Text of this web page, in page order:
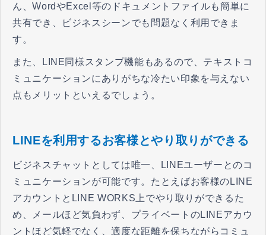
ん、WordやExcel等のドキュメントファイルも簡単に
共有でき、ビジネスシーンでも問題なく利用できま
す。
また、LINE同様スタンプ機能もあるので、テキストコ
ミュニケーションにありがちな冷たい印象を与えない
点もメリットといえるでしょう。
LINEを利用するお客様とやり取りができる
ビジネスチャットとしては唯一、LINEユーザーとのコ
ミュニケーションが可能です。たとえばお客様のLINE
アカウントとLINE WORKS上でやり取りができるた
め、メールほど気負わず、プライベートのLINEアカウ
ントほど気軽でなく、適度な距離を保ちながらコミュ